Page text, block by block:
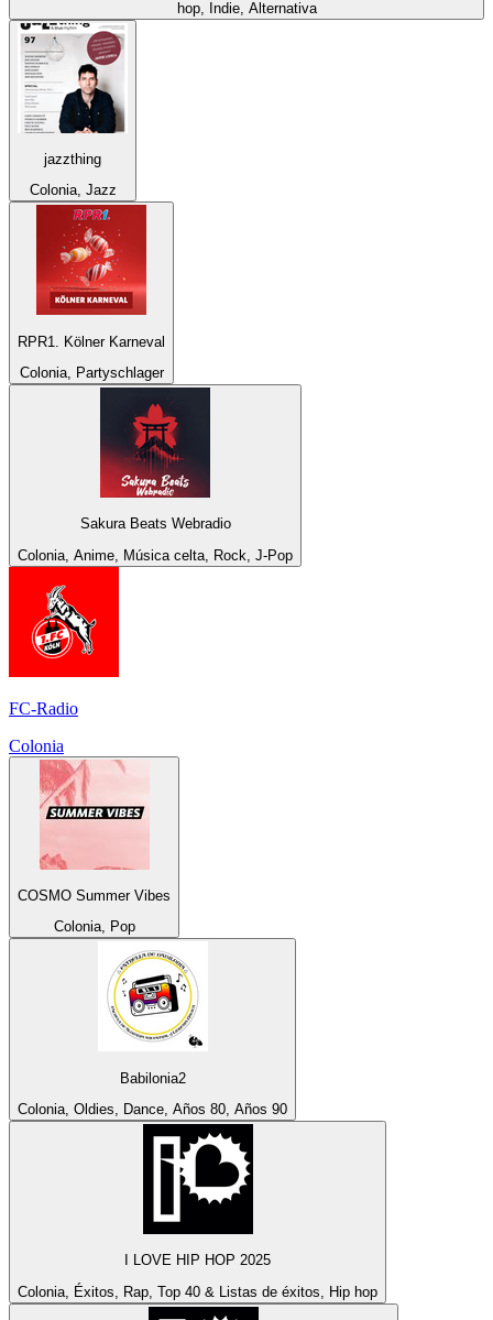
hop, Indie, Alternativa
jazzthing
Colonia, Jazz
RPR1. Kölner Karneval
Colonia, Partyschlager
Sakura Beats Webradio
Colonia, Anime, Música celta, Rock, J-Pop
FC-Radio
Colonia
COSMO Summer Vibes
Colonia, Pop
Babilonia2
Colonia, Oldies, Dance, Años 80, Años 90
I LOVE HIP HOP 2025
Colonia, Éxitos, Rap, Top 40 & Listas de éxitos, Hip hop